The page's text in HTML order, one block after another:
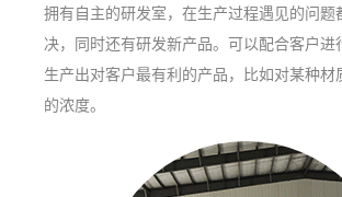
拥有自主的研发室，在生产过程遇见的问题
决，同时还有研发新产品。可以配合客户进
生产出对客户最有利的产品，比如对某种材
的浓度。